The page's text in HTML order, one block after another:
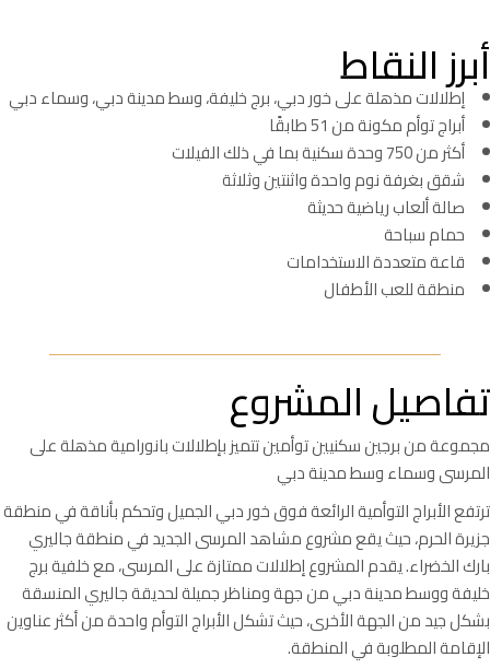
أبرز النقاط
إطلالات مذهلة على خور دبي، برج خليفة، وسط مدينة دبي، وسماء دبي
أبراج توأم مكونة من 51 طابقًا
أكثر من 750 وحدة سكنية بما في ذلك الفيلات
شقق بغرفة نوم واحدة واثنتين وثلاثة
صالة ألعاب رياضية حديثة
حمام سباحة
قاعة متعددة الاستخدامات
منطقة للعب الأطفال
تفاصيل المشروع
مجموعة من برجين سكنيين توأمين تتميز بإطلالات بانورامية مذهلة على
المرسى وسماء وسط مدينة دبي
ترتفع الأبراج التوأمية الرائعة فوق خور دبي الجميل وتحكم بأناقة في منطقة
جزيرة الحرم، حيث يقع مشروع مشاهد المرسى الجديد في منطقة جاليري
بارك الخضراء. يقدم المشروع إطلالات ممتازة على المرسى، مع خلفية برج
خليفة ووسط مدينة دبي من جهة ومناظر جميلة لحديقة جاليري المنسقة
بشكل جيد من الجهة الأخرى، حيث تشكل الأبراج التوأم واحدة من أكثر عناوين
الإقامة المطلوبة في المنطقة.